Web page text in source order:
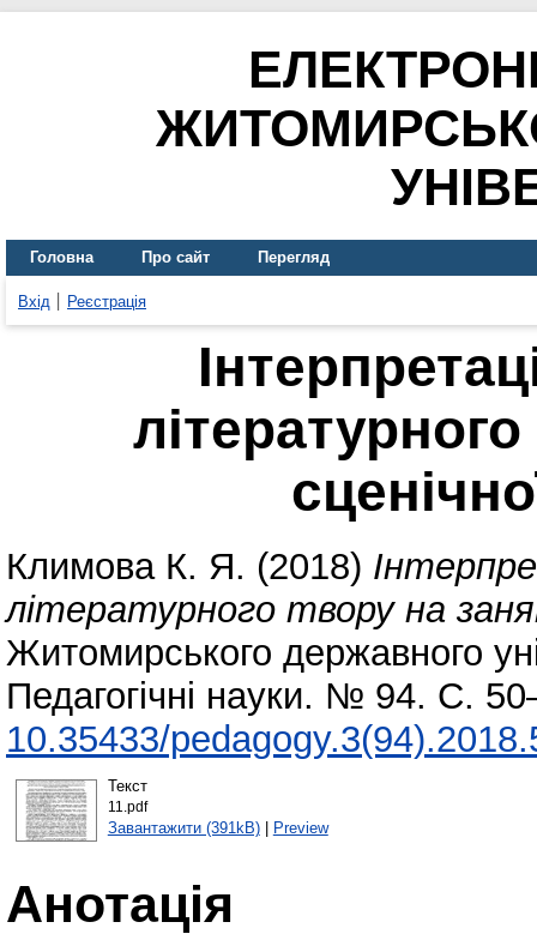
Головна Про сайт Перегляд
Вхід Реєстрація
літературного
Климова К. Я. (2018)
літературного твору на
Житомирського державного
Педагогічні науки. № 94. С.
10.35433/
Текст
11.pdf
Завантажити (391kB)| Preview
Анотація